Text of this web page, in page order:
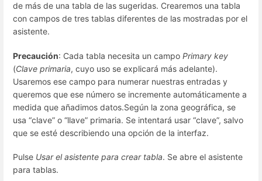
de más de una tabla de las sugeridas. Crearemos una tabla
con campos de tres tablas diferentes de las mostradas por el
asistente.
Precaución: Cada tabla necesita un campo Primary key
(Clave primaria, cuyo uso se explicará más adelante).
Usaremos ese campo para numerar nuestras entradas y
queremos que ese número se incremente automáticamente a
medida que añadimos datos.Según la zona geográfica, se
usa “clave” o “llave” primaria. Se intentará usar “clave”, salvo
que se esté describiendo una opción de la interfaz.
Pulse Usar el asistente para crear tabla. Se abre el asistente
para tablas.